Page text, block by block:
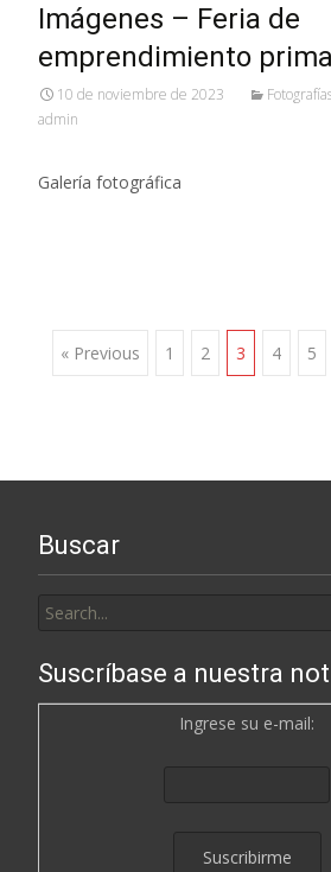
Imágenes – Feria de
emprendimiento
10 de noviembre de 2023
admin
Galería fotográfica
Posts
« Previous 1 2 3 4 5
Buscar
for:
Suscríbase a nuestra
Ingrese su e-mail: